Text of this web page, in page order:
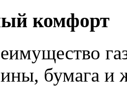
комфорт
бумага и